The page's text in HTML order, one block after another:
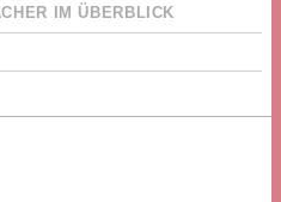
IM ÜBERBLICK